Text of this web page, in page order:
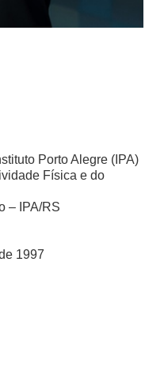
Porto Alegre (IPA)
Física e do
– IPA/RS
1997